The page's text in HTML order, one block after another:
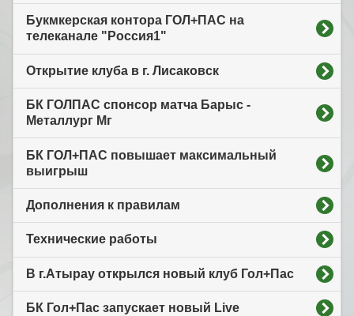
Букмкерская контора ГОЛ+ПАС на
телеканале "Россия1"
Открытие клуба в г. Лисаковск
БК ГОЛПАС спонсор матча Барыс -
Металлург Мг
БК ГОЛ+ПАС повышает максимальный
выигрыш
Дополнения к правилам
Технические работы
В г.Атырау открылся новый клуб Гол+Пас
БК Гол+Пас запускает новый Live